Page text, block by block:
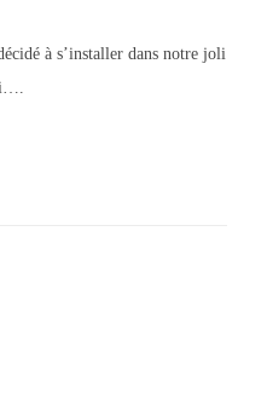
à s’installer dans notre joli